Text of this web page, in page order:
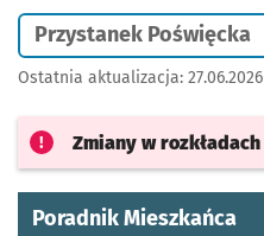
Przystanek Poświęcka
Ostatnia aktualizacja: 27.06.2026
Zmiany w rozkładach
Poradnik Mieszkańca